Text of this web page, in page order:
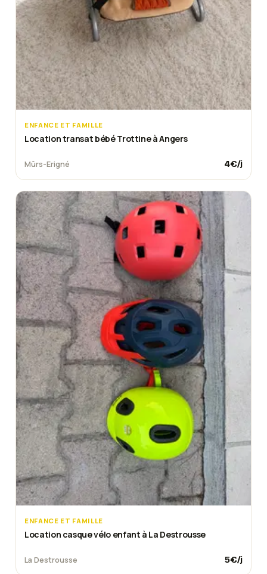
ENFANCE ET FAMILLE
Location transat bébé Trottine à Angers
Mûrs-Erigné 4€/j
ENFANCE ET FAMILLE
Location casque vélo enfant à La Destrousse
La Destrousse 5€/j